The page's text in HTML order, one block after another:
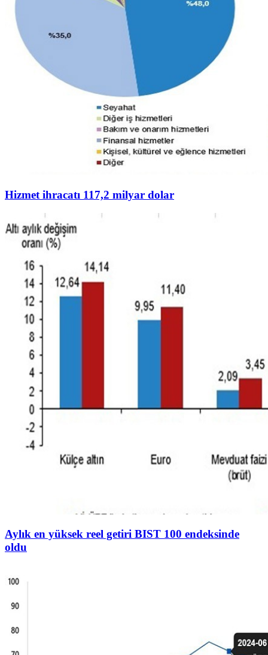
Hizmet ihracatı 117,2 milyar dolar
Aylık en yüksek reel getiri BIST 100 endeksinde
oldu